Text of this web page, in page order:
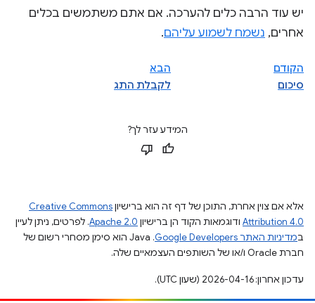
יש עוד הרבה כלים להערכה. אם אתם משתמשים בכלים
אחרים, נשמח לשמוע עליהם.
הקודם
סיכום
הבא
לקבלת התג
המידע עזר לך?
אלא אם צוין אחרת, התוכן של דף זה הוא ברישיוןCreative Commons
Attribution 4.0 ודוגמאות הקוד הן ברישיון Apache 2.0. לפרטים, ניתן לעיין
במדיניות האתר Google Developers‏
.‏ Java הוא סימן מסחרי רשום של
חברת Oracle ו/או של השותפים העצמאיים שלה.
עדכון אחרון: 2026-04-16 (שעון UTC).